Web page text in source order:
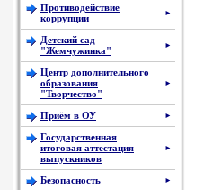
Противодействие
коррупции
►
Детский сад
"Жемчужинка"
►
Центр дополнительного
образования
"Творчество"
►
Приём в ОУ ►
Государственная
итоговая аттестация
выпускников
►
Безопасность ►